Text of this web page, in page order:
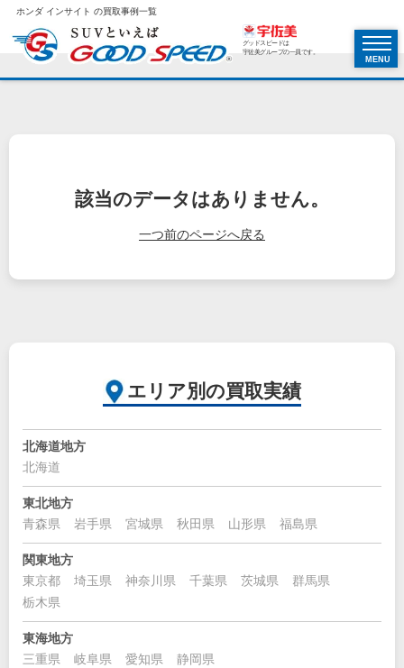
ホンダ インサイト の買取事例一覧
グッドスピードは
宇佐美グループの一員です。
MENU
該当のデータはありません。
一つ前のページへ戻る
エリア別の買取実績
北海道地方
北海道
東北地方
青森県
岩手県 宮城県 秋田県 山形県 福島県
関東地方
東京都
埼玉県 神奈川県 千葉県 茨城県
群馬県
栃木県
東海地方
三重県
岐阜県 愛知県 静岡県